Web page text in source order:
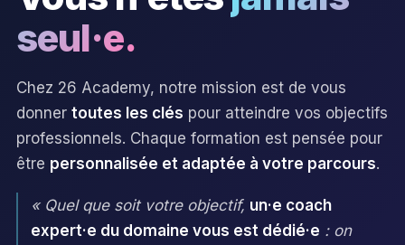
seul·e.
Chez 26 Academy, notre mission est de vous
donner toutes les clés pour atteindre vos objectifs
professionnels. Chaque formation est pensée pour
être personnalisée et adaptée à votre parcours.
« Quel que soit votre objectif, un·e coach
expert·e du domaine vous est dédié·e : on